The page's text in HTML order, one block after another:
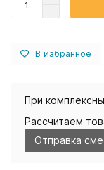
В избранное
При
Рассчитаем
Отправка